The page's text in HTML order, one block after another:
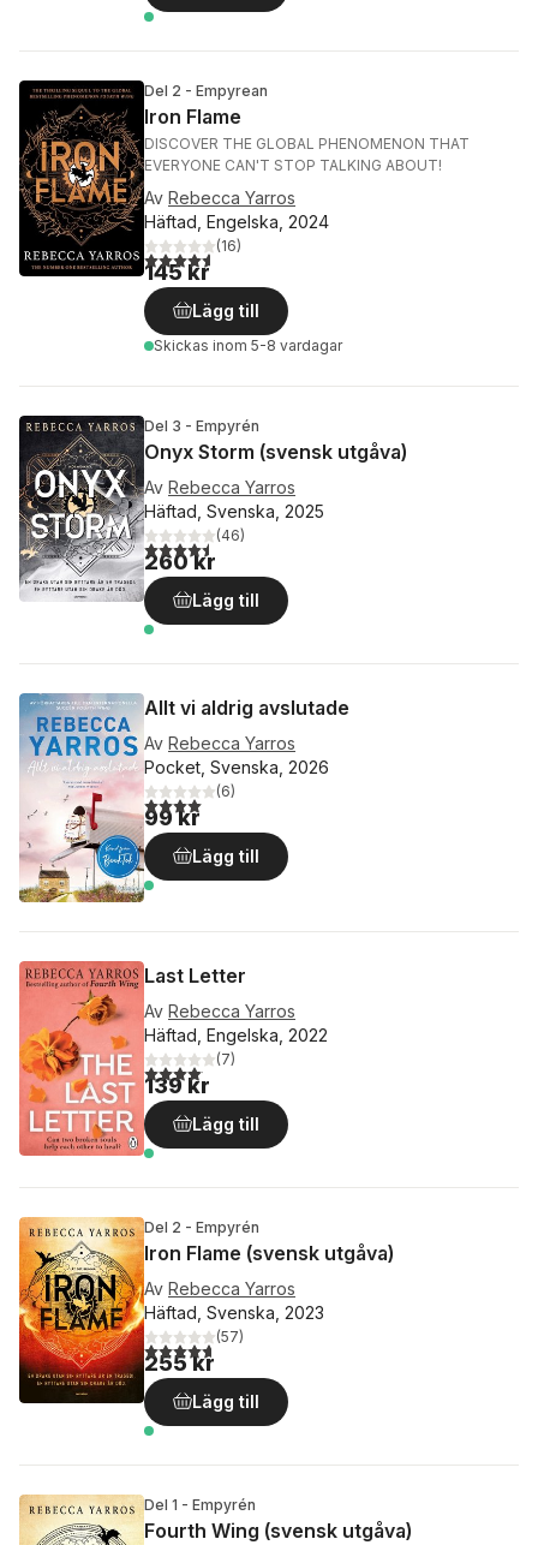
Del 2 - Empyrean
Iron Flame
DISCOVER THE GLOBAL PHENOMENON THAT
EVERYONE CAN'T STOP TALKING ABOUT!
Av Rebecca Yarros
Häftad, Engelska, 2024
4,6utav 5 stjärnor. Totalt antal röster:
(16)
145 kr
Lägg till
Skickas inom 5-8 vardagar
Del 3 - Empyrén
Onyx Storm (svensk utgåva)
Av Rebecca Yarros
Häftad, Svenska, 2025
4,5utav 5 stjärnor. Totalt antal röster:
(46)
260 kr
Lägg till
Allt vi aldrig avslutade
Av Rebecca Yarros
Pocket, Svenska, 2026
4,0utav 5 stjärnor. Totalt antal röster:
(6)
99 kr
Lägg till
Last Letter
Av Rebecca Yarros
Häftad, Engelska, 2022
4,1utav 5 stjärnor. Totalt antal röster:
(7)
139 kr
Lägg till
Del 2 - Empyrén
Iron Flame (svensk utgåva)
Av Rebecca Yarros
Häftad, Svenska, 2023
4,7utav 5 stjärnor. Totalt antal röster:
(57)
255 kr
Lägg till
Del 1 - Empyrén
Fourth Wing (svensk utgåva)